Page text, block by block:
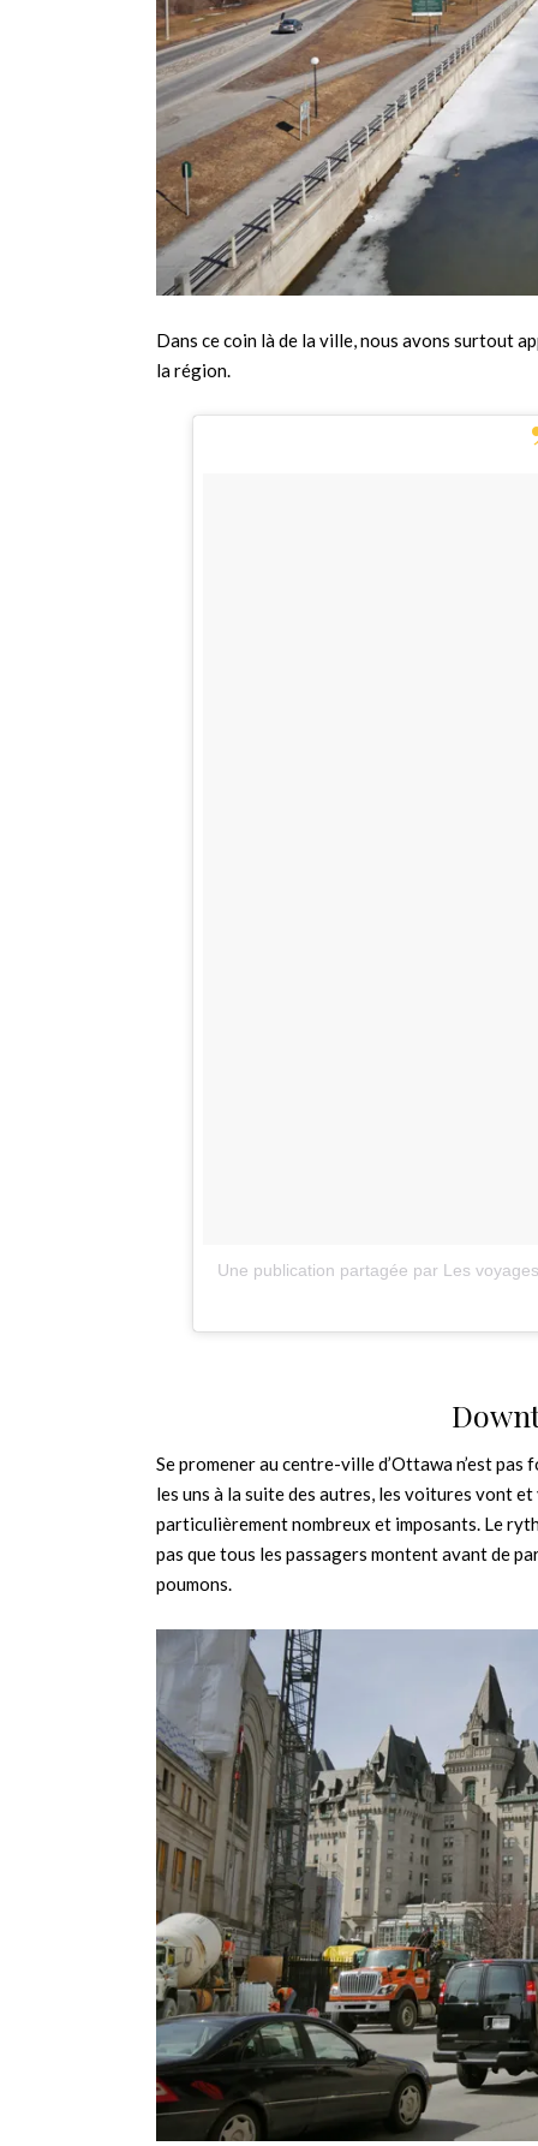
Dans ce coin là de la ville, nous avons surtout
la région.
Une publication partagée par Les
Se promener au centre-ville d’Ottawa n’est
les uns à la suite des autres, les voitures vont
particulièrement nombreux et imposants. Le
pas que tous les passagers montent avant de
poumons.